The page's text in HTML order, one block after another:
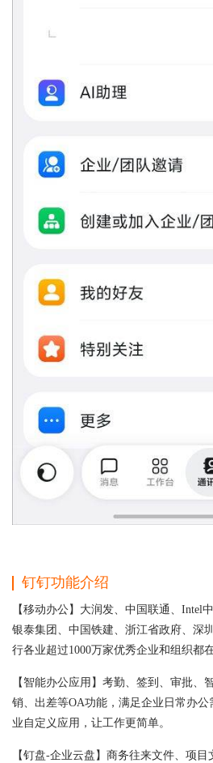
钉钉功能介绍
【移动办公】大润发、中国联通、Intel
银泰集团、中国铁建、浙江省政府、深
行各业超过1000万家优秀企业和组织都
【智能办公应用】考勤、签到、审批、
销、出差等OA功能，满足企业日常办
业自定义应用，让工作更简单。
【钉盘-企业云盘】商务往来文件、项